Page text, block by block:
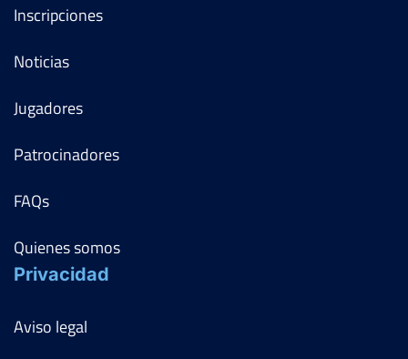
Inscripciones
Noticias
Jugadores
Patrocinadores
FAQs
Quienes somos
Privacidad
Aviso legal